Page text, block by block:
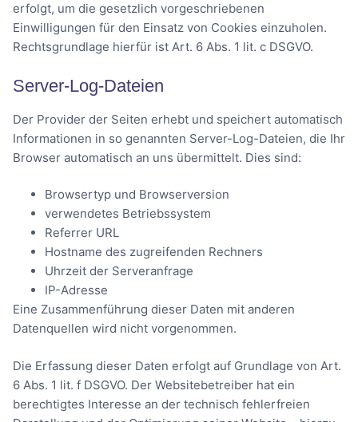
erfolgt, um die gesetzlich vorgeschriebenen
Einwilligungen für den Einsatz von Cookies einzuholen.
Rechtsgrundlage hierfür ist Art. 6 Abs. 1 lit. c DSGVO.
Server-Log-Dateien
Der Provider der Seiten erhebt und speichert automatisch
Informationen in so genannten Server-Log-Dateien, die Ihr
Browser automatisch an uns übermittelt. Dies sind:
Browsertyp und Browserversion
verwendetes Betriebssystem
Referrer URL
Hostname des zugreifenden Rechners
Uhrzeit der Serveranfrage
IP-Adresse
Eine Zusammenführung dieser Daten mit anderen
Datenquellen wird nicht vorgenommen.
Die Erfassung dieser Daten erfolgt auf Grundlage von Art.
6 Abs. 1 lit. f DSGVO. Der Websitebetreiber hat ein
berechtigtes Interesse an der technisch fehlerfreien